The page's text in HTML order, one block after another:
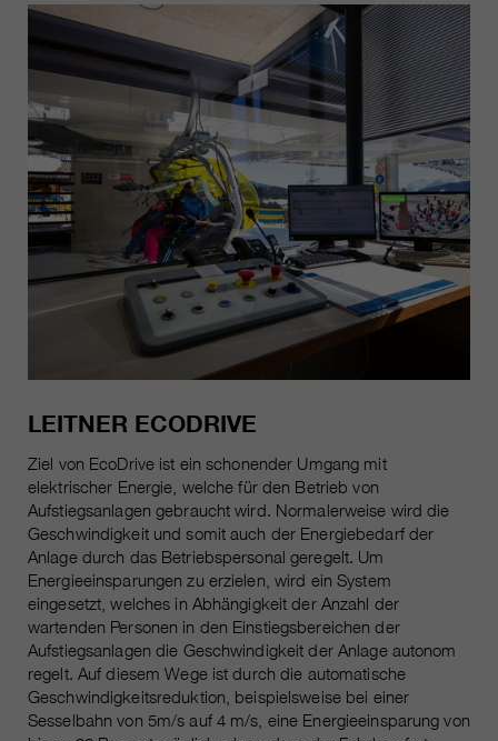
LEITNER ECODRIVE
Ziel von EcoDrive ist ein schonender Umgang mit
elektrischer Energie, welche für den Betrieb von
Aufstiegsanlagen gebraucht wird. Normalerweise wird die
Geschwindigkeit und somit auch der Energiebedarf der
Anlage durch das Betriebspersonal geregelt. Um
Energieeinsparungen zu erzielen, wird ein System
eingesetzt, welches in Abhängigkeit der Anzahl der
wartenden Personen in den Einstiegsbereichen der
Aufstiegsanlagen die Geschwindigkeit der Anlage autonom
regelt. Auf diesem Wege ist durch die automatische
Geschwindigkeitsreduktion, beispielsweise bei einer
Sesselbahn von 5m/s auf 4 m/s, eine Energieeinsparung von